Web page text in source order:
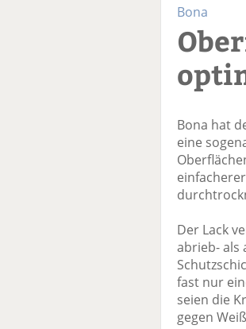
Bona
Bona hat
eine
Der Lack
abrieb- als
fast nur
seien die
gegen